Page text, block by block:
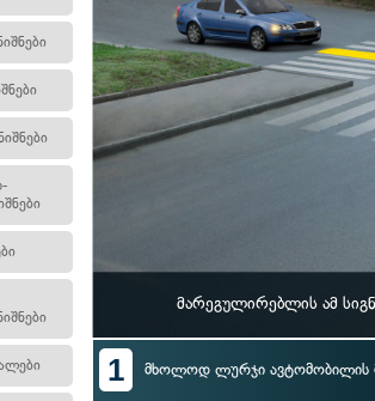
მარეგულირებლის ამ
1 მხოლოდ ლურჯი ავტომობილის